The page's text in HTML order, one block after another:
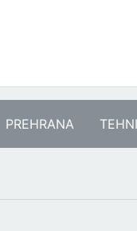
PREHRANA